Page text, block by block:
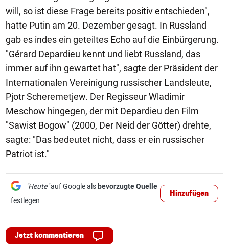
will, so ist diese Frage bereits positiv entschieden",
hatte Putin am 20. Dezember gesagt. In Russland
gab es indes ein geteiltes Echo auf die Einbürgerung.
"Gérard Depardieu kennt und liebt Russland, das
immer auf ihn gewartet hat", sagte der Präsident der
Internationalen Vereinigung russischer Landsleute,
Pjotr Scheremetjew. Der Regisseur Wladimir
Meschow hingegen, der mit Depardieu den Film
"Sawist Bogow" (2000, Der Neid der Götter) drehte,
sagte: "Das bedeutet nicht, dass er ein russischer
Patriot ist."
"Heute"auf Google als bevorzugte Quelle
festlegen
Hinzufügen
Jetzt kommentieren